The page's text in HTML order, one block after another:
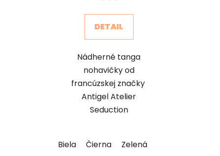
DETAIL
Nádherné tanga
nohavičky od
francúzskej značky
Antigel Atelier
Seduction
Biela Čierna Zelená